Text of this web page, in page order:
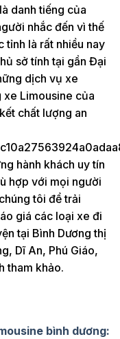
danh tiếng của
nhắc đến vì thế
tỉnh là rất nhiều nay
sở tính tại gần Đại
dịch vụ xe
xe Limousine của
chất lượng an
hành khách uy tín
hợp với mọi người
tôi để trải
giá các loại xe đi
tại Bình Dương thị
Dĩ An, Phú Giáo,
tham khảo.
bình dương: